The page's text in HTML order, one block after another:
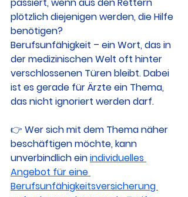
passiert, wenn aus den Rettern
plötzlich diejenigen werden, die Hilfe
benötigen?
Berufsunfähigkeit – ein Wort, das in
der medizinischen Welt oft hinter
verschlossenen Türen bleibt. Dabei
ist es gerade für Ärzte ein Thema,
das nicht ignoriert werden darf.
👉 Wer sich mit dem Thema näher
beschäftigen möchte, kann
unverbindlich ein individuelles
Angebot für eine
Berufsunfähigkeitsversicherung